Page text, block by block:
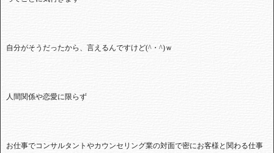
自分がそうだったから、言えるんですけど(^ ・ ^)ｗ
人間関係や恋愛に限らず
お仕事でコンサルタントやカウンセリング業の対面で密にお客様と関わる仕事